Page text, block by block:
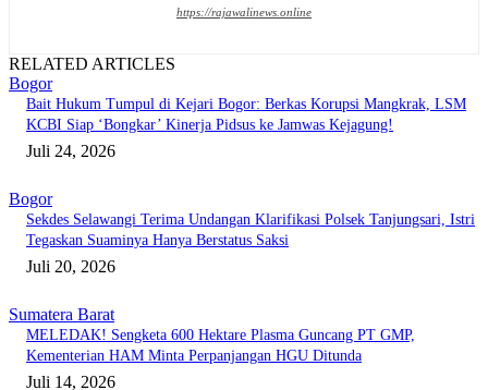
https://rajawalinews.online
RELATED ARTICLES
Bogor
Bait Hukum Tumpul di Kejari Bogor: Berkas Korupsi Mangkrak, LSM
KCBI Siap ‘Bongkar’ Kinerja Pidsus ke Jamwas Kejagung!
Juli 24, 2026
Bogor
Sekdes Selawangi Terima Undangan Klarifikasi Polsek Tanjungsari, Istri
Tegaskan Suaminya Hanya Berstatus Saksi
Juli 20, 2026
Sumatera Barat
MELEDAK! Sengketa 600 Hektare Plasma Guncang PT GMP,
Kementerian HAM Minta Perpanjangan HGU Ditunda
Juli 14, 2026